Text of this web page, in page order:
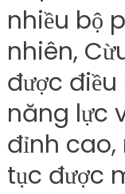
nhiều bộ
nhiên,
được
năng lực
đỉnh cao,
tục được